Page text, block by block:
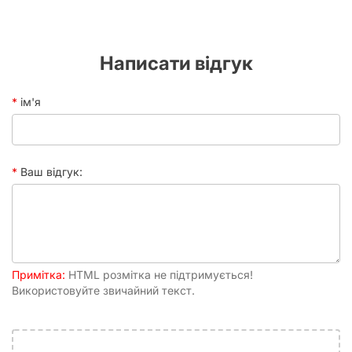
Написати відгук
ім'я
Ваш відгук:
Примітка: HTML розмітка не підтримується!
Використовуйте звичайний текст.